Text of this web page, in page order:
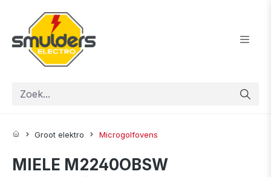
Groot elektro Microgolfovens
MIELE M2240OBSW